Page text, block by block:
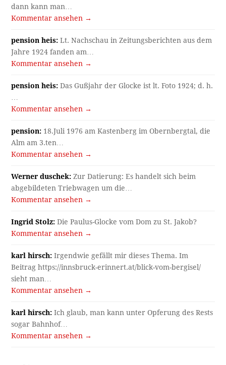
dann kann man…
Kommentar ansehen →
pension heis: Lt. Nachschau in Zeitungsberichten aus dem
Jahre 1924 fanden am…
Kommentar ansehen →
pension heis: Das Gußjahr der Glocke ist lt. Foto 1924; d. h.
Kommentar ansehen →
pension: 18.Juli 1976 am Kastenberg im Obernbergtal, die
Alm am 3.ten…
Kommentar ansehen →
Werner duschek: Zur Datierung: Es handelt sich beim
abgebildeten Triebwagen um die…
Kommentar ansehen →
Ingrid Stolz: Die Paulus-Glocke vom Dom zu St. Jakob?
Kommentar ansehen →
karl hirsch: Irgendwie gefällt mir dieses Thema. Im
Beitrag https://innsbruck-erinnert.at/blick-vom-bergisel/
sieht man…
Kommentar ansehen →
karl hirsch: Ich glaub, man kann unter Opferung des Rests
sogar Bahnhof…
Kommentar ansehen →